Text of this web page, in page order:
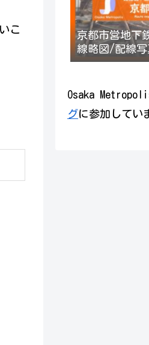
こ
京都市営地下
線略図/配線写
Osaka
グに参加してい